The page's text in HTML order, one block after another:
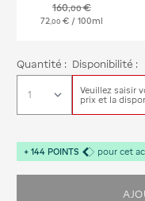
160,00€
72 00 € / 100ml
Quantité : Disponibilité :
Veuillez saisir
prix et la
+ 144 POINTS pour cet